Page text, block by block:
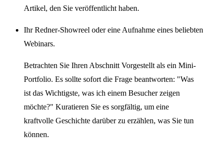
Artikel, den Sie veröffentlicht haben.
Ihr Redner-Showreel oder eine Aufnahme eines beliebten
Webinars.
Betrachten Sie Ihren Abschnitt Vorgestellt als ein Mini-
Portfolio. Es sollte sofort die Frage beantworten: "Was
ist das Wichtigste, was ich einem Besucher zeigen
möchte?" Kuratieren Sie es sorgfältig, um eine
kraftvolle Geschichte darüber zu erzählen, was Sie tun
können.